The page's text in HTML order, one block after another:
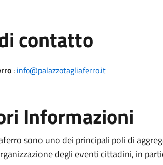
contatto
: info@palazzotagliaferro.it
Informazioni
sono uno dei principali poli di
degli eventi cittadini, in